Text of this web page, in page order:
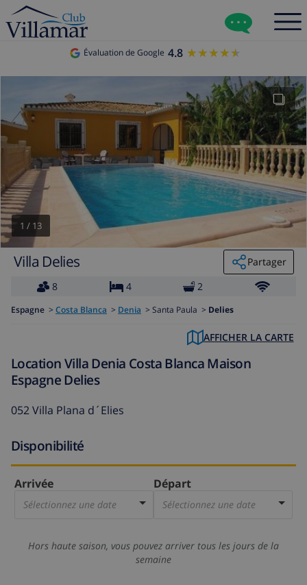
Évaluation de Google 4.8 ★★★★★
★★★★★
1 / 13
Villa Delies
Partager
8
4 2
Espagne > Costa Blanca > Denia > Santa Paula > Delies
AFFICHER LA CARTE
Location Villa Denia Costa Blanca Maison
Espagne Delies
052 Villa Plana d´Elies
Disponibilité
Arrivée
Sélectionnez une date
Départ
Sélectionnez une date
Hors haute saison, vous pouvez arriver tous les jours de la
semaine